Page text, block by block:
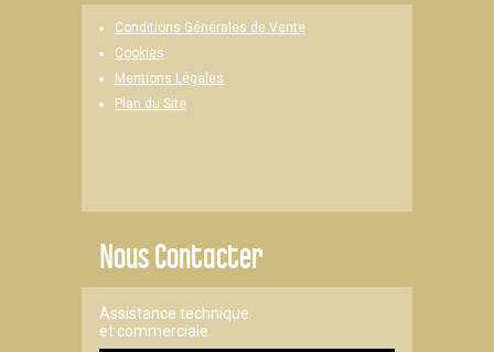
Conditions Générales de Vente
Cookies
Mentions Légales
Plan du Site
Nous Contacter
Assistance technique
et commerciale